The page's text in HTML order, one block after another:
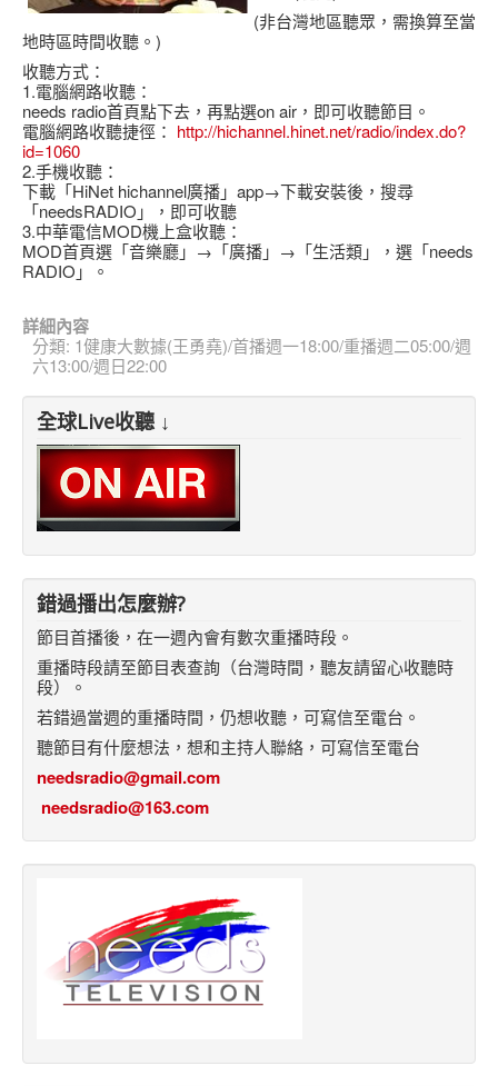
(非台灣地區聽眾，需換算至當
地時區時間收聽。)
收聽方式：
1.電腦網路收聽：
needs radio首頁點下去，再點選on air，即可收聽節目。
電腦網路收聽捷徑： http://hichannel.hinet.net/radio/index.do?
id=1060
2.手機收聽：
下載「HiNet hichannel廣播」app→下載安裝後，搜尋
「needsRADIO」，即可收聽
3.中華電信MOD機上盒收聽：
MOD首頁選「音樂廳」→「廣播」→「生活類」，選「needs
RADIO」。
詳細內容
分類: 1健康大數據(王勇堯)/首播週一18:00/重播週二05:00/週
六13:00/週日22:00
全球Live收聽 ↓
錯過播出怎麼辦?
節目首播後，在一週內會有數次重播時段。
重播時段請至節目表查詢（台灣時間，聽友請留心收聽時
段）。
若錯過當週的重播時間，仍想收聽，可寫信至電台。
聽節目有什麼想法，想和主持人聯絡，可寫信至電台
needsradio@gmail.com
needsradio@163.com